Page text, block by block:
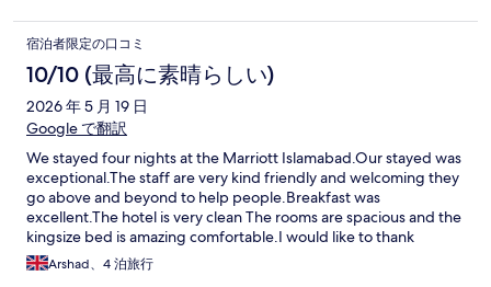
memorable. I highly recommend the Islamabad Marriott Hotel
to anyone visiting Islamabad and I look forward to staying here
again in the future.
宿泊者限定の口コミ
10/10 (最高に素晴らしい)
2026 年 5 月 19 日
Google で翻訳
We stayed four nights at the Marriott Islamabad.Our stayed was
exceptional.The staff are very kind friendly and welcoming they
go above and beyond to help people.Breakfast was
excellent.The hotel is very clean The rooms are spacious and the
kingsize bed is amazing comfortable.I would like to thank
Fizarn,Yusra and Abbiad for all there help and support.Amazing
staff that go above and beyond to help you. Thank you Mr and
Arshad、4 泊旅行